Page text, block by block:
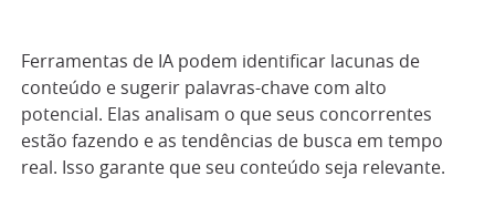
Ferramentas de IA podem identificar lacunas de
conteúdo e sugerir palavras-chave com alto
potencial. Elas analisam o que seus concorrentes
estão fazendo e as tendências de busca em tempo
real. Isso garante que seu conteúdo seja relevante.